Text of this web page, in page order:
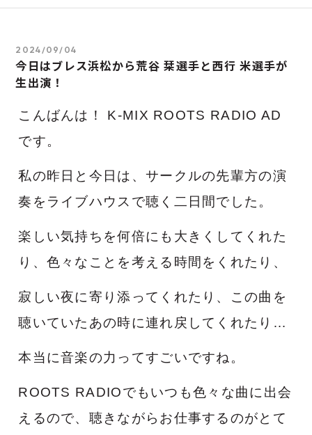
2024/09/04
今日はブレス浜松から荒谷 栞選手と西行 米選手が
生出演！
こんばんは！ K-MIX ROOTS RADIO AD
です。
私の昨日と今日は、サークルの先輩方の演
奏をライブハウスで聴く二日間でした。
楽しい気持ちを何倍にも大きくしてくれた
り、 色々なことを考える時間をくれたり、
寂しい夜に寄り添ってくれたり、この曲を
聴いていたあの時に連れ戻してくれたり…
本当に音楽の力ってすごいですね。
ROOTS RADIOでもいつも色々な曲に出会
えるので、聴きながらお仕事するのがとて